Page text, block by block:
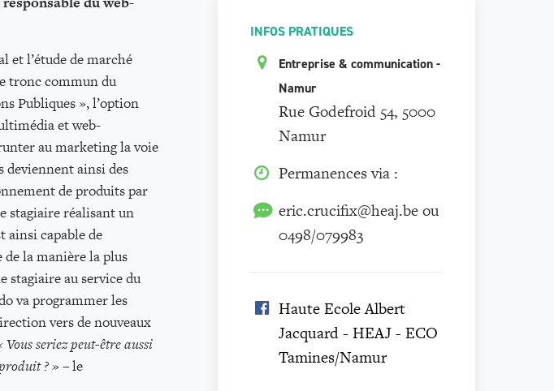
et l’étude de marché
tronc commun du
Publiques », l’option
et web-
au marketing la voie
deviennent ainsi des
de produits par
stagiaire réalisant un
ainsi capable de
la manière la plus
stagiaire au service du
va programmer les
vers de nouveaux
Vous seriez peut-être aussi
? » –le
INFOS PRATIQUES
Entreprise & communication -
Namur
Rue Godefroid 54, 5000
Namur
Permanences via :
eric.crucifix@heaj.be ou
0498/079983
Haute Ecole Albert
Jacquard - HEAJ - ECO
Tamines/Namur